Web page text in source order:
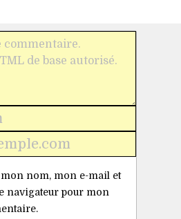
nom, mon e-mail et
navigateur pour mon